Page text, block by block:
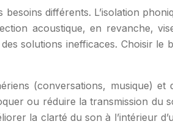
différents. L’isolation
acoustique, en revanche,
solutions inefficaces. Choisir le
(conversations, musique) et
ou réduire la transmission du
la clarté du son à l’intérieur